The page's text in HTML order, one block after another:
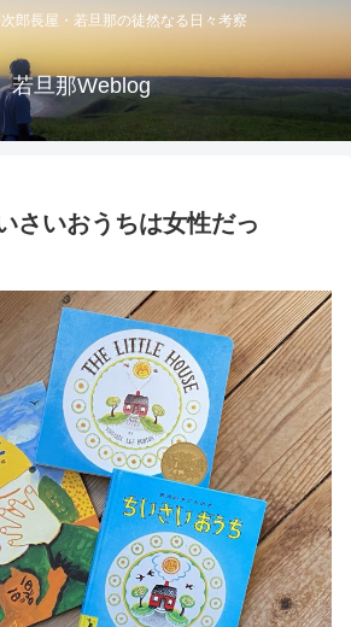
郎長屋・若旦那の徒然なる日々考察
若旦那Weblog
さいおうちは女性だっ